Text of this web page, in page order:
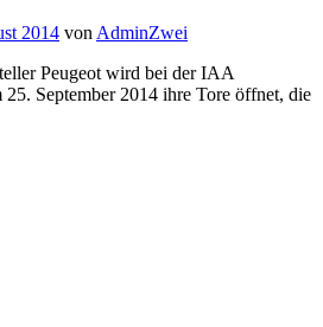
2014 vonAdminZwei
Peugeot wird bei der IAA
September 2014 ihre Tore öffnet, die